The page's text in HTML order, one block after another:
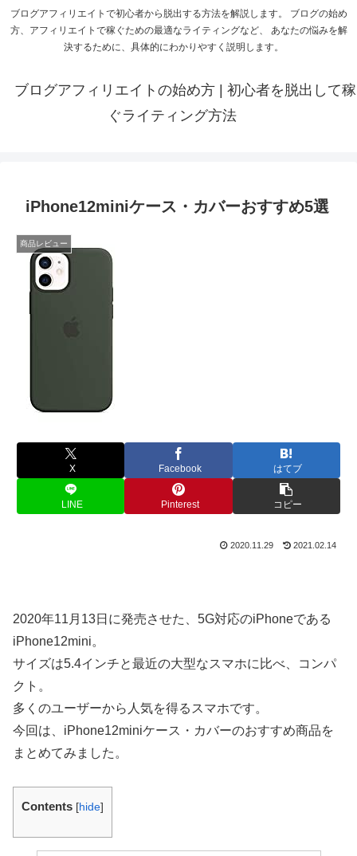
ブログアフィリエイトで初心者から脱出する方法を解説します。 ブログの始め
方、アフィリエイトで稼ぐための最適なライティングなど、 あなたの悩みを解
決するために、具体的にわかりやすく説明します。
ブログアフィリエイトの始め方 | 初心者を脱出して稼
ぐライティング方法
iPhone12miniケース・カバーおすすめ5選
商品レビュー
X Facebook はてブ
LINE Pinterest コピー
2020.11.29 2021.02.14
2020年11月13日に発売させた、5G対応のiPhoneである
iPhone12mini。
サイズは5.4インチと最近の大型なスマホに比べ、コンパ
クト。
多くのユーザーから人気を得るスマホです。
今回は、iPhone12miniケース・カバーのおすすめ商品を
まとめてみました。
Contents [hide]